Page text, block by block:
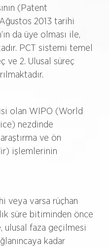
(Patent
2013 tarihi
da üye olması ile,
PCT sistemi temel
ve 2. Ulusal süreç
olan WIPO (World
nezdinde
ve ön
işlemlerinin
veya varsa rüçhan
süre bitiminden önce
ulusal faza geçilmesi
kadar